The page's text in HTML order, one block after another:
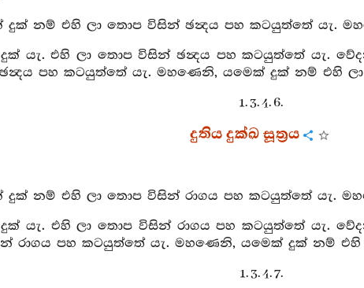
නම් එහි ලා තොප විසින් ඡන්‍දය පහ කටයුත්තේ යැ.
යැ. එහි ලා තොප විසින් ඡන්‍දය පහ කටයුත්තේ යැ.
පහ කටයුත්තේ යැ. මහණෙනි, යමෙක් දුක් නම් එහි
1. 3. 4. 6.
දුතිය දුක්ඛ සූත්‍රය
නම් එහි ලා තොප විසින් රාගය පහ කටයුත්තේ යැ.
යැ. එහි ලා තොප විසින් රාගය පහ කටයුත්තේ යැ.
රාගය පහ කටයුත්තේ යැ. මහණෙනි, යමෙක් දුක් නම්
1. 3. 4. 7.